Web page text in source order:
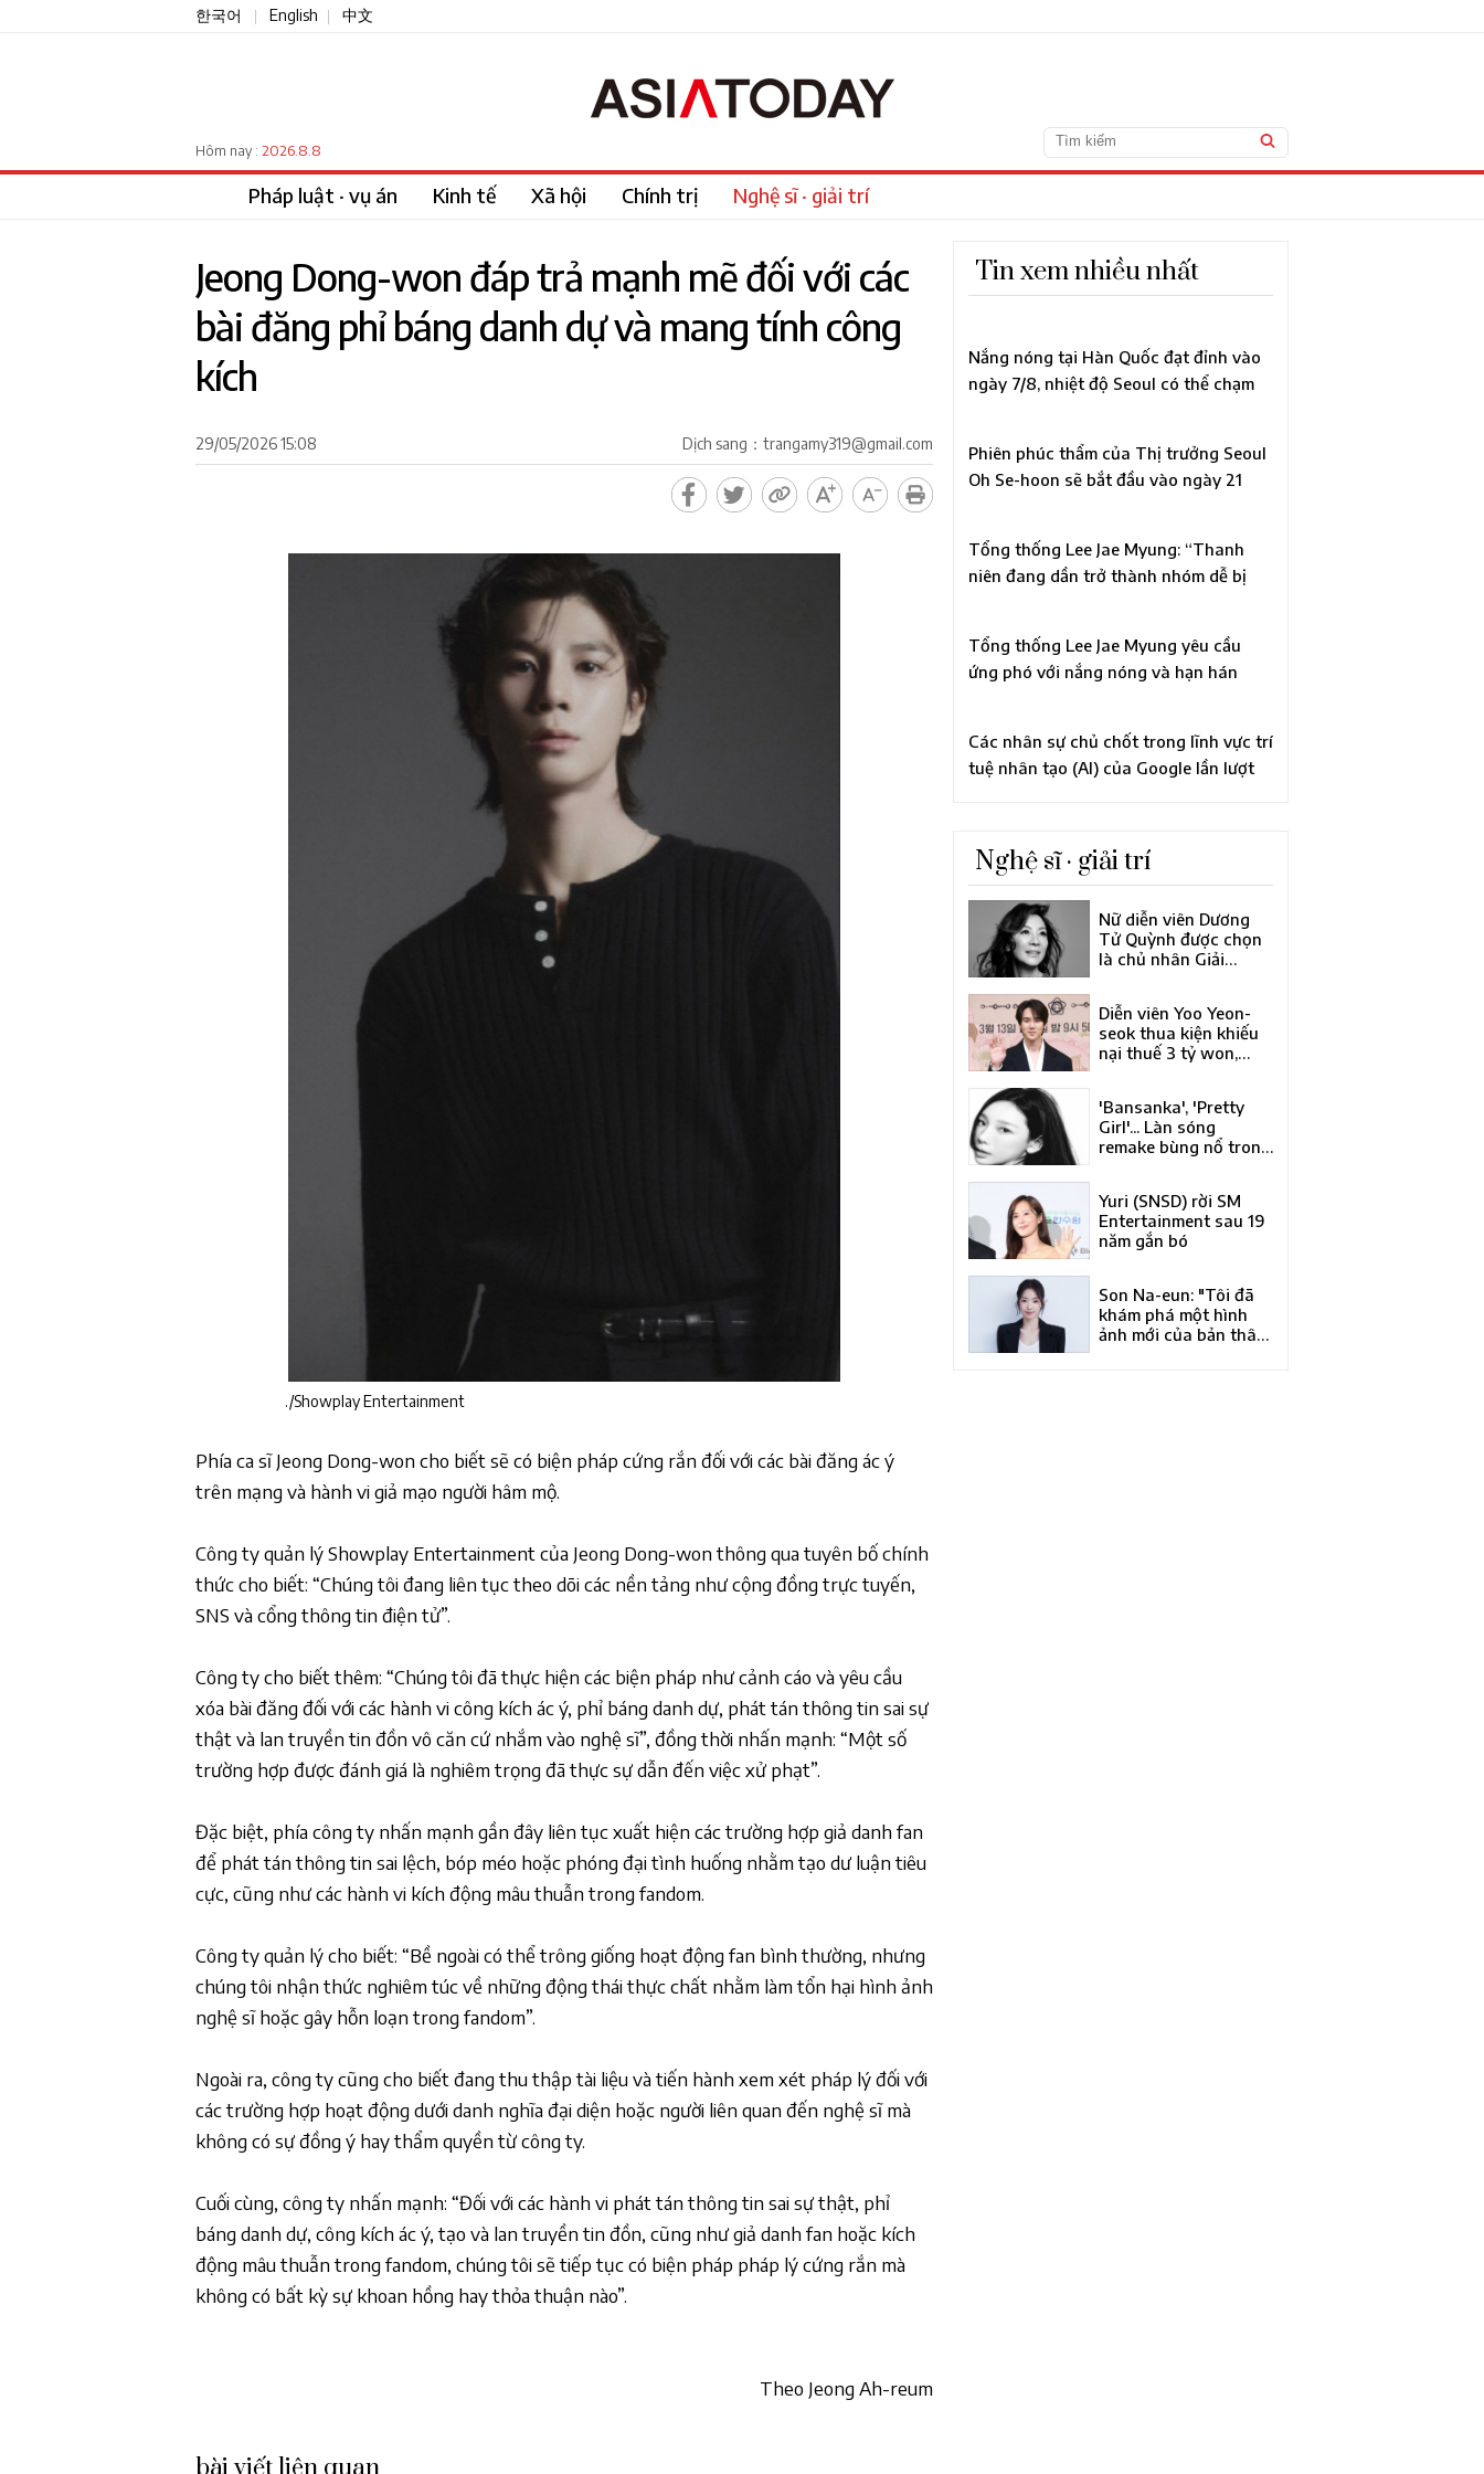
한국어 English 中文
Hôm nay : 2026.8.8
Pháp luật · vụ án Kinh tế Xã hội Chính trị Nghệ sĩ · giải trí
Jeong Dong-won đáp trả mạnh mẽ đối với các
bài đăng phỉ báng danh dự và mang tính công
kích
29/05/2026 15:08 Dịch sang：trangamy319@gmail.com
./Showplay Entertainment
Phía ca sĩ Jeong Dong-won cho biết sẽ có biện pháp cứng rắn đối với các bài đăng ác ý
trên mạng và hành vi giả mạo người hâm mộ.
Công ty quản lý Showplay Entertainment của Jeong Dong-won thông qua tuyên bố chính
thức cho biết: “Chúng tôi đang liên tục theo dõi các nền tảng như cộng đồng trực tuyến,
SNS và cổng thông tin điện tử”.
Công ty cho biết thêm: “Chúng tôi đã thực hiện các biện pháp như cảnh cáo và yêu cầu
xóa bài đăng đối với các hành vi công kích ác ý, phỉ báng danh dự, phát tán thông tin sai sự
thật và lan truyền tin đồn vô căn cứ nhắm vào nghệ sĩ”, đồng thời nhấn mạnh: “Một số
trường hợp được đánh giá là nghiêm trọng đã thực sự dẫn đến việc xử phạt”.
Đặc biệt, phía công ty nhấn mạnh gần đây liên tục xuất hiện các trường hợp giả danh fan
để phát tán thông tin sai lệch, bóp méo hoặc phóng đại tình huống nhằm tạo dư luận tiêu
cực, cũng như các hành vi kích động mâu thuẫn trong fandom.
Công ty quản lý cho biết: “Bề ngoài có thể trông giống hoạt động fan bình thường, nhưng
chúng tôi nhận thức nghiêm túc về những động thái thực chất nhằm làm tổn hại hình ảnh
nghệ sĩ hoặc gây hỗn loạn trong fandom”.
Ngoài ra, công ty cũng cho biết đang thu thập tài liệu và tiến hành xem xét pháp lý đối với
các trường hợp hoạt động dưới danh nghĩa đại diện hoặc người liên quan đến nghệ sĩ mà
không có sự đồng ý hay thẩm quyền từ công ty.
Cuối cùng, công ty nhấn mạnh: “Đối với các hành vi phát tán thông tin sai sự thật, phỉ
báng danh dự, công kích ác ý, tạo và lan truyền tin đồn, cũng như giả danh fan hoặc kích
động mâu thuẫn trong fandom, chúng tôi sẽ tiếp tục có biện pháp pháp lý cứng rắn mà
không có bất kỳ sự khoan hồng hay thỏa thuận nào”.
Theo Jeong Ah-reum
bài viết liên quan
Tin xem nhiều nhất
Nắng nóng tại Hàn Quốc đạt đỉnh vào
ngày 7/8, nhiệt độ Seoul có thể chạm
Phiên phúc thẩm của Thị trưởng Seoul
Oh Se-hoon sẽ bắt đầu vào ngày 21
Tổng thống Lee Jae Myung: “Thanh
niên đang dần trở thành nhóm dễ bị
Tổng thống Lee Jae Myung yêu cầu
ứng phó với nắng nóng và hạn hán
Các nhân sự chủ chốt trong lĩnh vực trí
tuệ nhân tạo (AI) của Google lần lượt
Nghệ sĩ · giải trí
Nữ diễn viên Dương
Tử Quỳnh được chọn
là chủ nhân Giải
hoan phim quốc tế
Busan lần thứ 31
Diễn viên Yoo Yeon-
seok thua kiện khiếu
nại thuế 3 tỷ won,
thuế
'Bansanka', 'Pretty
Girl'... Làn sóng
remake bùng nổ trong
Yuri (SNSD) rời SM
Entertainment sau 19
năm gắn bó
Son Na-eun: "Tôi đã
khám phá một hình
ảnh mới của bản thân